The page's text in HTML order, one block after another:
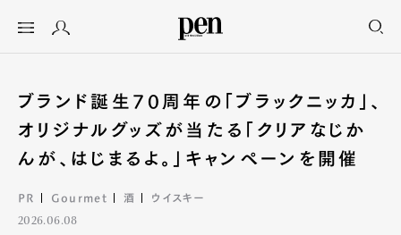
ブランド誕生70周年の「ブラックニッカ」、
オリジナルグッズが当たる「クリアなじか
んが、はじまるよ。」キャンペーンを開催
PR Gourmet 酒 ウイスキー
2026.06.08